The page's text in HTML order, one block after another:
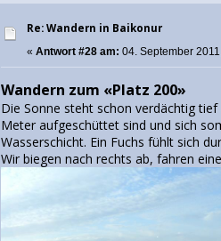
Re: Wandern in Baikonur
«Antwort #28 am: 04. September
Wandern zum «Platz 200»
Die Sonne steht schon verdächtig
Meter aufgeschüttet sind und sich
Wasserschicht. Ein Fuchs fühlt sich
Wir biegen nach rechts ab, fahren